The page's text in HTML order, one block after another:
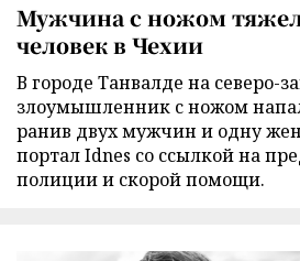
Мужчина с ножом
человек в Чехии
В городе Танвалде на северо-
злоумышленник с ножом
ранив двух мужчин и одну
портал Idnes со ссылкой на
полиции и скорой помощи.